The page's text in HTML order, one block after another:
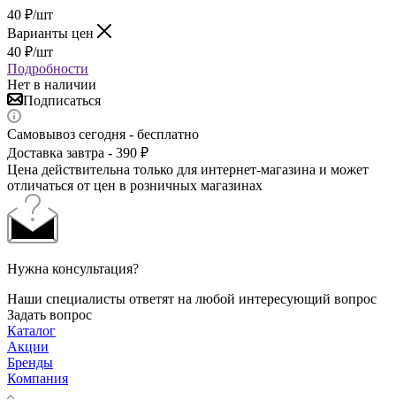
40 ₽/шт
Варианты цен
40 ₽/шт
Подробности
Нет в наличии
Подписаться
Самовывоз сегодня - бесплатно
Доставка завтра - 390 ₽
Цена действительна только для интернет-магазина и может
отличаться от цен в розничных магазинах
Нужна консультация?
Наши специалисты ответят на любой интересующий вопрос
Задать вопрос
Каталог
Акции
Бренды
Компания